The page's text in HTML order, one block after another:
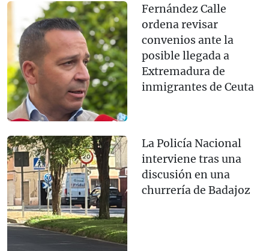
Fernández Calle
ordena revisar
convenios ante la
posible llegada a
Extremadura de
inmigrantes de Ceuta
La Policía Nacional
interviene tras una
discusión en una
churrería de Badajoz